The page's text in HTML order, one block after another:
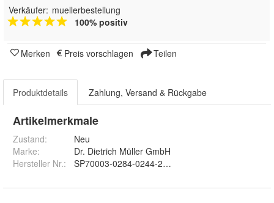
Verkäufer: muellerbestellung
100% positiv
Merken Preis vorschlagen Teilen
Produktdetails Zahlung, Versand & Rückgabe
Artikelmerkmale
Zustand:
Neu
Marke:
Dr. Dietrich Müller GmbH
Hersteller Nr.:
SP70003-0284-0244-2000